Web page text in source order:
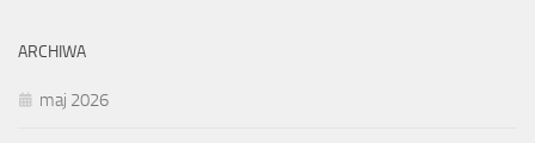
ARCHIWA
maj 2026